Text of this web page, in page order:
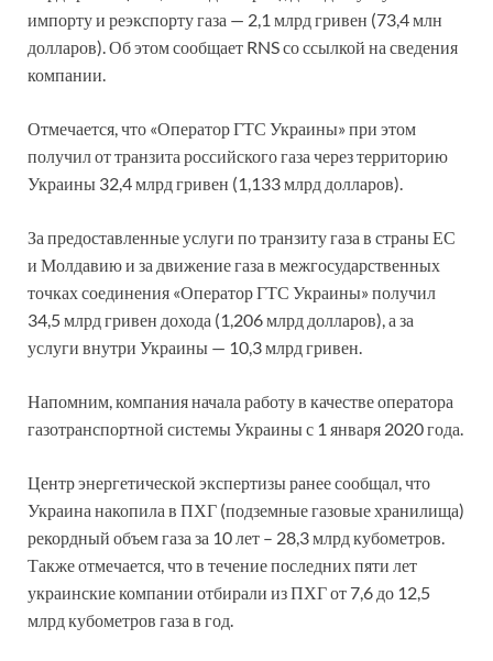
импорту и реэкспорту газа — 2,1 млрд гривен (73,4 млн
долларов). Об этом сообщает RNS со ссылкой на сведения
компании.
Отмечается, что «Оператор ГТС Украины» при этом
получил от транзита российского газа через территорию
Украины 32,4 млрд гривен (1,133 млрд долларов).
За предоставленные услуги по транзиту газа в страны ЕС
и Молдавию и за движение газа в межгосударственных
точках соединения «Оператор ГТС Украины» получил
34,5 млрд гривен дохода (1,206 млрд долларов), а за
услуги внутри Украины — 10,3 млрд гривен.
Напомним, компания начала работу в качестве оператора
газотранспортной системы Украины с 1 января 2020 года.
Центр энергетической экспертизы ранее сообщал, что
Украина накопила в ПХГ (подземные газовые хранилища)
рекордный объем газа за 10 лет – 28,3 млрд кубометров.
Также отмечается, что в течение последних пяти лет
украинские компании отбирали из ПХГ от 7,6 до 12,5
млрд кубометров газа в год.